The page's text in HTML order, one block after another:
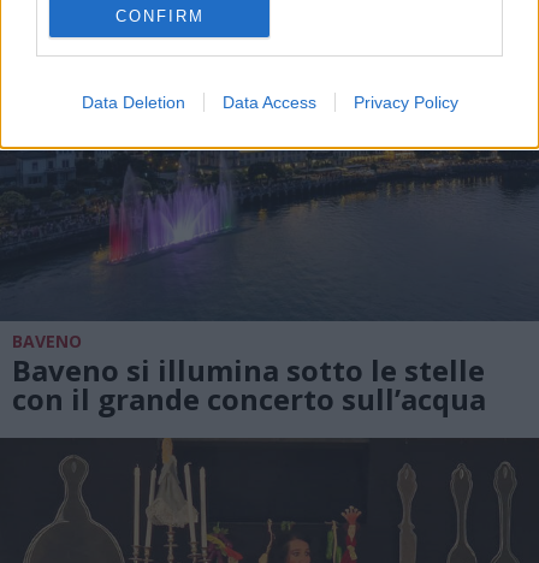
CONFIRM
Data Deletion Data Access Privacy Policy
BAVENO
Baveno si illumina sotto le stelle
con il grande concerto sull’acqua